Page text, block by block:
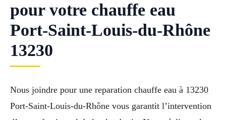
pour votre chauffe eau
Port-Saint-Louis-du-Rhône
13230
Nous joindre pour une reparation chauffe eau à 13230
Port-Saint-Louis-du-Rhône vous garantit l’intervention